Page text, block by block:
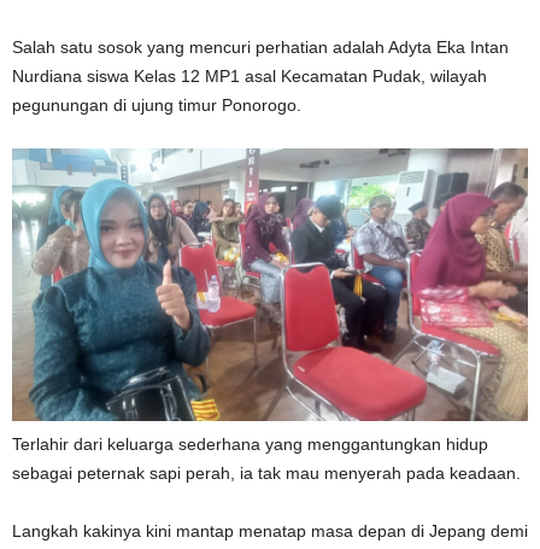
Salah satu sosok yang mencuri perhatian adalah Adyta Eka Intan
Nurdiana siswa Kelas 12 MP1 asal Kecamatan Pudak, wilayah
pegunungan di ujung timur Ponorogo.
Terlahir dari keluarga sederhana yang menggantungkan hidup
sebagai peternak sapi perah, ia tak mau menyerah pada keadaan.
Langkah kakinya kini mantap menatap masa depan di Jepang demi